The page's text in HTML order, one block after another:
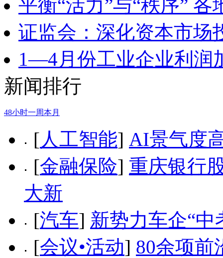
平衡“活力”与“秩序”
证监会：深化资本市场
1—4月份工业企业利润
新闻排行
48小时一周本月
[人工智能] AI景气度
[金融保险] 重庆银行
大新
[汽车] 新势力车企“
[会议•活动] 80余项前